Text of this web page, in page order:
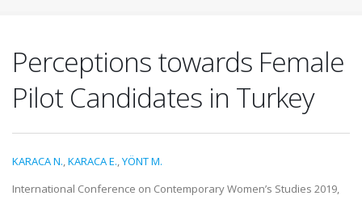
Perceptions towards Female
Pilot Candidates in Turkey
KARACA N.,KARACA E.,YÖNT M.
International Conference on Contemporary Women’s Studies 2019,